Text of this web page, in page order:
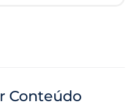
Conteúdo